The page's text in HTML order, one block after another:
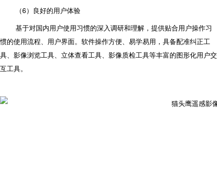
（6）良好的用户体验
基于对国内用户使用习惯的深入调研和理解，提供贴合用户操作习
惯的使用流程、用户界面。软件操作方便、易学易用，具备配准纠正工
具、影像浏览工具、立体查看工具、影像质检工具等丰富的图形化用户交
互工具。